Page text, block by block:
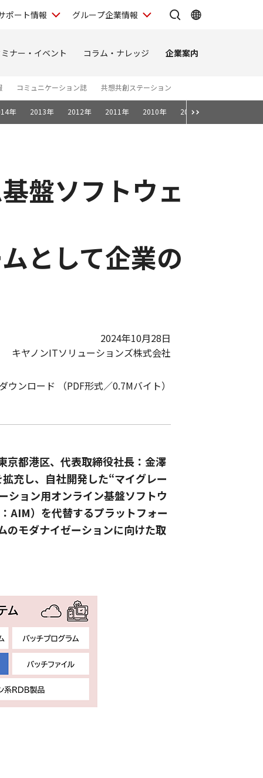
ポート情報 グループ企業情報
ナー・イベント コラム・ナレッジ 企業案内
コミュニケーション誌 共想共創ステーション
年 2013年 2012年 2011年 2010年 2009年
盤ソフトウェ
として企業の
2024年10月28日
キヤノンITソリューションズ株式会社
ウンロード （PDF形式／0.7Mバイト）
京都港区、代表取締役社長：金澤
充し、自社開発した“マイグレー
ション用オンライン基盤ソフトウ
AIM）を代替するプラットフォー
のモダナイゼーションに向けた取